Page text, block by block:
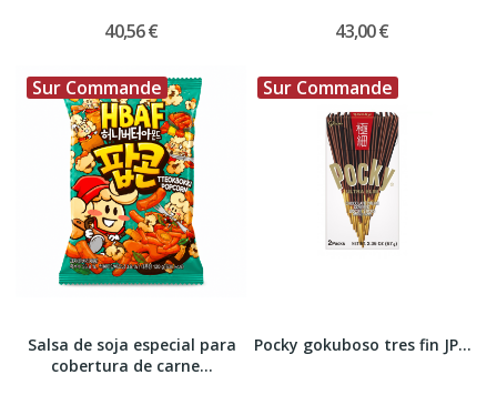
40,56 € 43,00 €
Sur Commande
Salsa de soja especial para
cobertura de carne...
Sur Commande
Pocky gokuboso tres fin JP...